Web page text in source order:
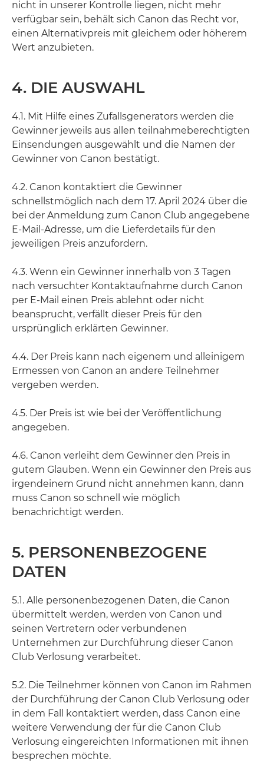
nicht in unserer Kontrolle liegen, nicht mehr
verfügbar sein, behält sich Canon das Recht vor,
einen Alternativpreis mit gleichem oder höherem
Wert anzubieten.
4. DIE AUSWAHL
4.1. Mit Hilfe eines Zufallsgenerators werden die
Gewinner jeweils aus allen teilnahmeberechtigten
Einsendungen ausgewählt und die Namen der
Gewinner von Canon bestätigt.
4.2. Canon kontaktiert die Gewinner
schnellstmöglich nach dem 17. April 2024 über die
bei der Anmeldung zum Canon Club angegebene
E-Mail-Adresse, um die Lieferdetails für den
jeweiligen Preis anzufordern.
4.3. Wenn ein Gewinner innerhalb von 3 Tagen
nach versuchter Kontaktaufnahme durch Canon
per E-Mail einen Preis ablehnt oder nicht
beansprucht, verfällt dieser Preis für den
ursprünglich erklärten Gewinner.
4.4. Der Preis kann nach eigenem und alleinigem
Ermessen von Canon an andere Teilnehmer
vergeben werden.
4.5. Der Preis ist wie bei der Veröffentlichung
angegeben.
4.6. Canon verleiht dem Gewinner den Preis in
gutem Glauben. Wenn ein Gewinner den Preis aus
irgendeinem Grund nicht annehmen kann, dann
muss Canon so schnell wie möglich
benachrichtigt werden.
5. PERSONENBEZOGENE
DATEN
5.1. Alle personenbezogenen Daten, die Canon
übermittelt werden, werden von Canon und
seinen Vertretern oder verbundenen
Unternehmen zur Durchführung dieser Canon
Club Verlosung verarbeitet.
5.2. Die Teilnehmer können von Canon im Rahmen
der Durchführung der Canon Club Verlosung oder
in dem Fall kontaktiert werden, dass Canon eine
weitere Verwendung der für die Canon Club
Verlosung eingereichten Informationen mit ihnen
besprechen möchte.